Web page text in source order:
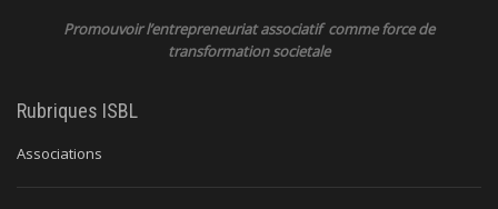
Promouvoir l’entrepreneuriat associatif comme force de
transformation societale
Rubriques ISBL
Associations